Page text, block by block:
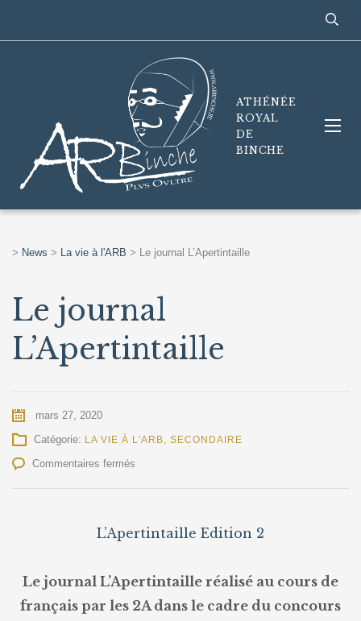
ATHÉNÉE
ROYAL
DE
BINCHE
> News > La vie à l'ARB > Le journal L’Apertintaille
Le journal
L’Apertintaille
mars 27, 2020
Catégorie: LA VIE À L'ARB, SECONDAIRE
Commentaires fermés
L’Apertintaille Edition 2
Le journal L’Apertintaille réalisé au cours de
français par les 2A dans le cadre du concours